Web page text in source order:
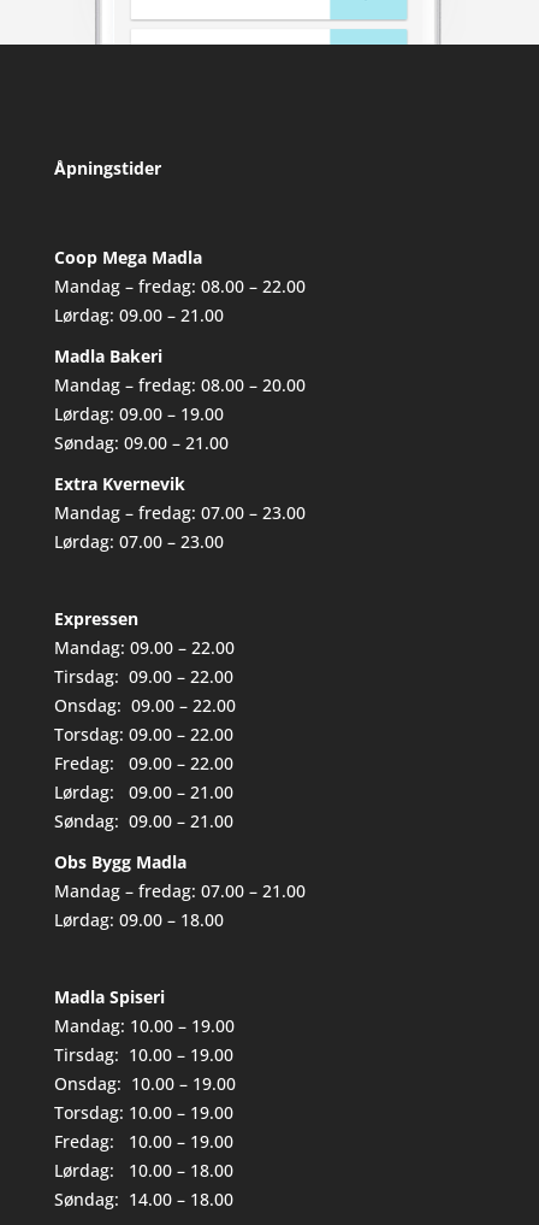
Åpningstider
Coop Mega Madla
Mandag – fredag: 08.00 – 22.00
Lørdag: 09.00 – 21.00
Madla Bakeri
Mandag – fredag: 08.00 – 20.00
Lørdag: 09.00 – 19.00
Søndag: 09.00 – 21.00
Extra Kvernevik
Mandag – fredag: 07.00 – 23.00
Lørdag: 07.00 – 23.00
Expressen
Mandag: 09.00 – 22.00
Tirsdag: 09.00 – 22.00
Onsdag: 09.00 – 22.00
Torsdag: 09.00 – 22.00
Fredag: 09.00 – 22.00
Lørdag: 09.00 – 21.00
Søndag: 09.00 – 21.00
Obs Bygg Madla
Mandag – fredag: 07.00 – 21.00
Lørdag: 09.00 – 18.00
Madla Spiseri
Mandag: 10.00 – 19.00
Tirsdag: 10.00 – 19.00
Onsdag: 10.00 – 19.00
Torsdag: 10.00 – 19.00
Fredag: 10.00 – 19.00
Lørdag: 10.00 – 18.00
Søndag: 14.00 – 18.00